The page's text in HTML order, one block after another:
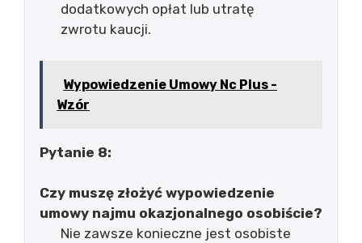
dodatkowych opłat lub utratę
zwrotu kaucji.
Wypowiedzenie Umowy Nc Plus -
Wzór
Pytanie 8:
Czy muszę złożyć wypowiedzenie
umowy najmu okazjonalnego osobiście?
Nie zawsze konieczne jest osobiste